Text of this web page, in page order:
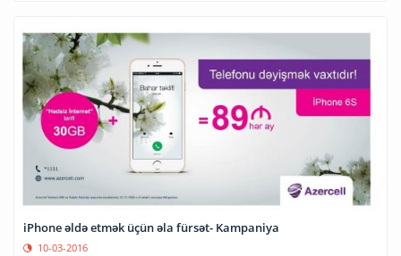
iPhone əldə etmək üçün əla fürsət- Kampaniya
10-03-2016